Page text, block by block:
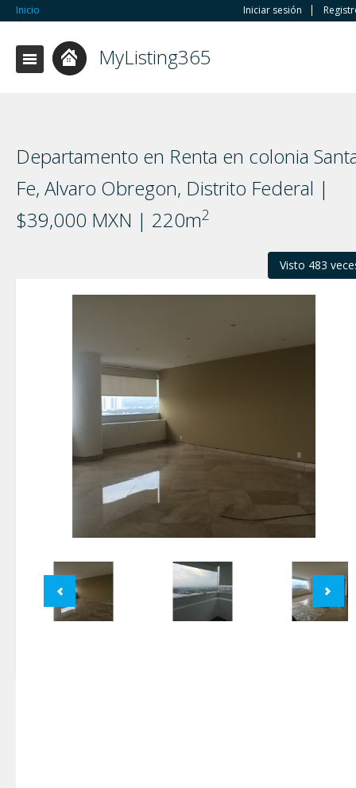
Inicio Iniciar sesión
MyListing365
Departamento en Renta en colonia
Fe, Alvaro Obregon, Distrito Federal |
$39,000 MXN | 220m2
Visto 483